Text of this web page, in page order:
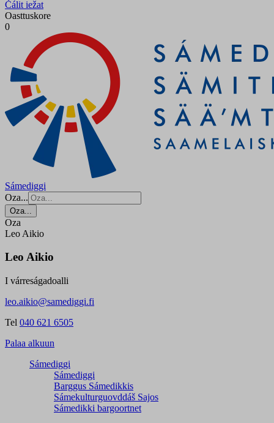
Čálit iežat
Oasttuskore
0
Sámediggi
Oza...
Oza...
Oza
Leo Aikio
Leo Aikio
I várreságadoalli
leo.aikio@samediggi.fi
Tel 040 621 6505
Palaa alkuun
Sámediggi
Sámediggi
Barggus Sámedikkis
Sámekulturguovddáš Sajos
Sámedikki bargoortnet